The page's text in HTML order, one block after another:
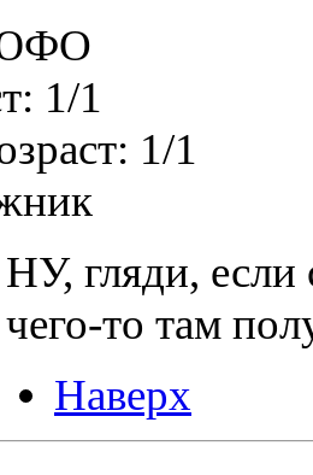
1/1
1/1
НУ, гляди, если
чего-то там
Наверх